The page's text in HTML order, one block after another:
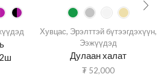
Хувцас, Эрэлттэй бүтээгдэхүүн,
Ээжүүдэд
Дулаан халат
₮52,000